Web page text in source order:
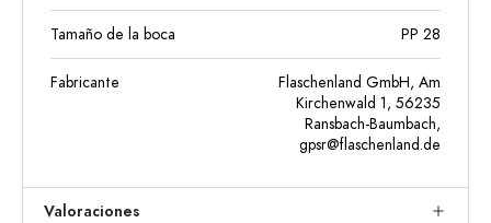
Tamaño de la boca PP 28
Fabricante
Flaschenland GmbH, Am
Kirchenwald 1, 56235
Ransbach-Baumbach,
gpsr@flaschenland.de
Valoraciones